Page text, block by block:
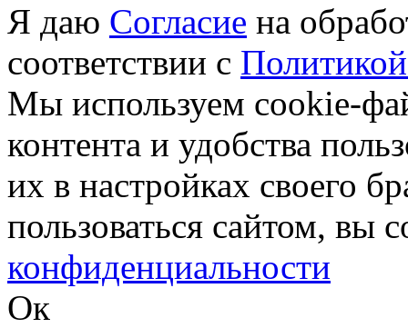
Я даю Согласие на
соответствии с
Мы используем cookie-
контента и удобства
их в настройках своего
пользоваться сайтом, вы
конфиденциальности
Ок